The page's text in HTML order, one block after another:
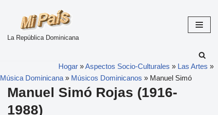
Skip
toLa República Dominicana
Hogar »Aspectos Socio-Culturales » Las Artes »
Música Dominicana » Músicos Dominicanos » Manuel Simó
Manuel Simó Rojas (1916-
1988)